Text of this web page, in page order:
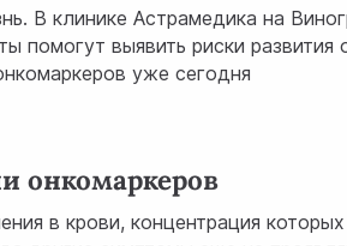
В клинике Астрамедика на
помогут выявить риски
уже сегодня
онкомаркеров
в крови, концентрация